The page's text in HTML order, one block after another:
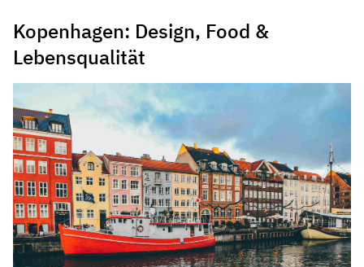
Kopenhagen: Design, Food &
Lebensqualität